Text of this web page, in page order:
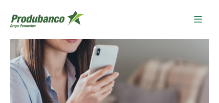
Cash Management